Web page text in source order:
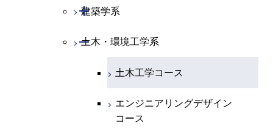
物質・情報卓越コース
ース
原子核工学コース
人間医療科学技術コース
エネルギー・情報コース
ライフエンジニアリングコ
人間医療科学技術コース
エンジニアリングデザイン
ース
人間医療科学技術コース
経営工学コース
エンジニアリングデザイン
専門科目
ース
原子核工学コース
人間医療科学技術コース
ース
原子核工学コース
ース
知能情報コース
エネルギー・情報コース
生命理工学コース
ライフエンジニアリングコ
専門科目
建築学系
開閉
建築学コース
エンジニアリングデザイン
都市・環境学コース
土木・環境工学系
開閉
土木工学コース
エンジニアリングデザイン
コース